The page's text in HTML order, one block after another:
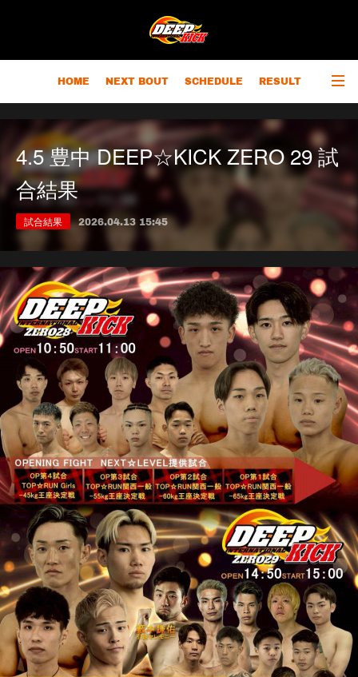
HOME NEXT BOUT SCHEDULE RESULT
RANKING CHAMPIONS OUTLINE
4.5 豊中 DEEP☆KICK ZERO 29 試
合結果
試合結果 2026.04.13 15:45